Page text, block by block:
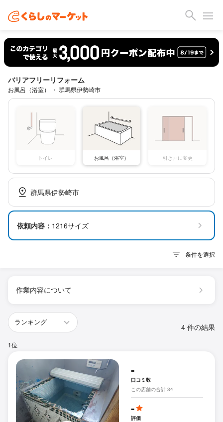
バリアフリーリフォーム
お風呂（浴室） ・ 群馬県伊勢崎市
トイレ お風呂（浴室） 引き戸に変更
群馬県伊勢崎市
依頼内容： 1216サイズ
条件を選択
作業内容について
4 件の結果
1位
-
口コミ数
この店舗の合計 34
-
評価